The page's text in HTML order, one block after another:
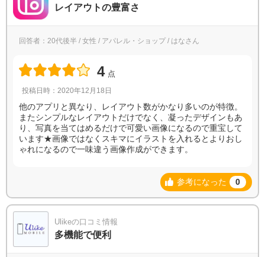
レイアウトの豊富さ
回答者：20代後半 / 女性 / アパレル・ショップ / はなさん
4 点
投稿日時：2020年12月18日
他のアプリと異なり、レイアウト数がかなり多いのが特徴。
またシンプルなレイアウトだけでなく、凝ったデザインもあ
り、写真を当てはめるだけで可愛い画像になるので重宝して
います★画像ではなくスキマにイラストを入れるとよりおし
ゃれになるので一味違う画像作成ができます。
参考になった 0
Ulikeの口コミ情報
多機能で便利